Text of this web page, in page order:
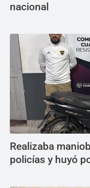
nacional
Realizaba
policías y huyó